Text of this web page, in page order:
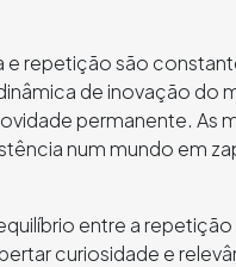
e repetição são
de inovação do
permanente. As
num mundo em
entre a repetição
curiosidade e